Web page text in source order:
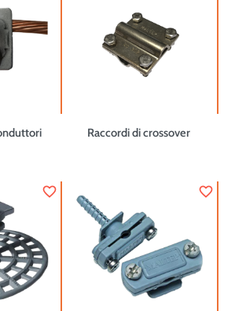
Raccordi di crossover
favorite_border favorite_border